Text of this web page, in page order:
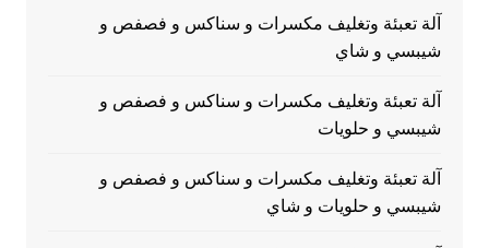
آلة تعبئة وتغليف مكسرات و سناكس و فصفص و
شيبسي و شاي
آلة تعبئة وتغليف مكسرات و سناكس و فصفص و
شيبسي و حلويات
آلة تعبئة وتغليف مكسرات و سناكس و فصفص و
شيبسي و حلويات و شاي